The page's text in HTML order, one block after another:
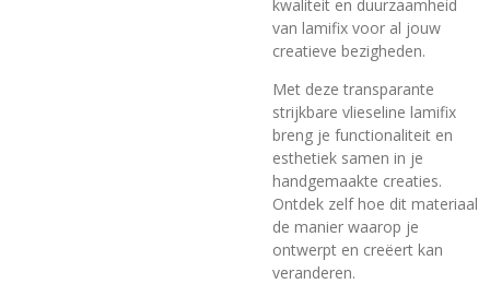
kwaliteit en duurzaamheid
van lamifix voor al jouw
creatieve bezigheden.
Met deze transparante
strijkbare vlieseline lamifix
breng je functionaliteit en
esthetiek samen in je
handgemaakte creaties.
Ontdek zelf hoe dit materiaal
de manier waarop je
ontwerpt en creëert kan
veranderen.